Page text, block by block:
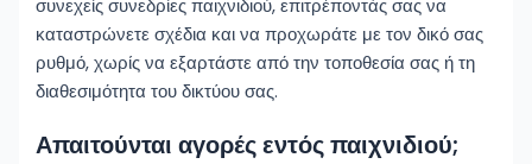
συνεχείς συνεδρίες παιχνιδιού, επιτρέποντάς σας να
καταστρώνετε σχέδια και να προχωράτε με τον δικό σας
ρυθμό, χωρίς να εξαρτάστε από την τοποθεσία σας ή τη
διαθεσιμότητα του δικτύου σας.
Απαιτούνται αγορές εντός παιχνιδιού;